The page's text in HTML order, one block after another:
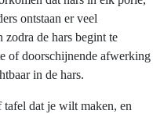
ontstaan er veel
de hars begint te
of doorschijnende afwerking
in de hars.
dat je wilt maken, en